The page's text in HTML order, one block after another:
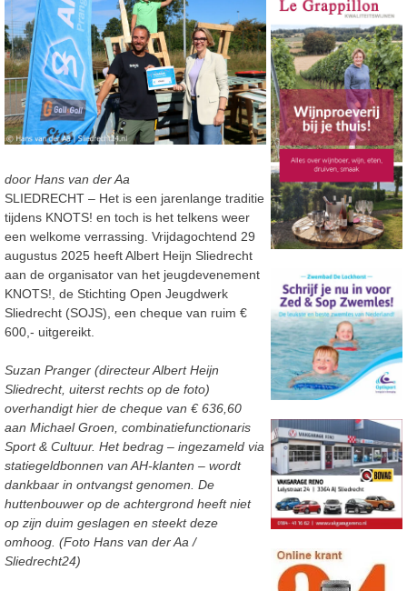
door Hans van der Aa
SLIEDRECHT – Het is een jarenlange traditie
tijdens KNOTS! en toch is het telkens weer
een welkome verrassing. Vrijdagochtend 29
augustus 2025 heeft Albert Heijn Sliedrecht
aan de organisator van het jeugdevenement
KNOTS!, de Stichting Open Jeugdwerk
Sliedrecht (SOJS), een cheque van ruim €
600,- uitgereikt.
Suzan Pranger (directeur Albert Heijn
Sliedrecht, uiterst rechts op de foto)
overhandigt hier de cheque van € 636,60
aan Michael Groen, combinatiefunctionaris
Sport & Cultuur. Het bedrag – ingezameld via
statiegeldbonnen van AH-klanten – wordt
dankbaar in ontvangst genomen. De
huttenbouwer op de achtergrond heeft niet
op zijn duim geslagen en steekt deze
omhoog. (Foto Hans van der Aa /
Sliedrecht24)